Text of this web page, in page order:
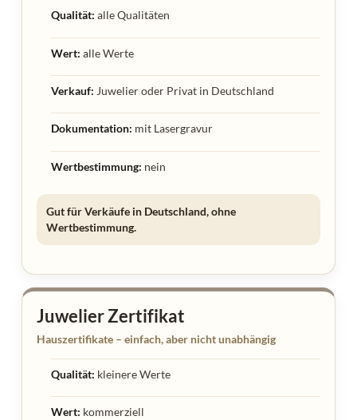
Qualität: alle Qualitäten
Wert: alle Werte
Verkauf: Juwelier oder Privat in Deutschland
Dokumentation: mit Lasergravur
Wertbestimmung: nein
Gut für Verkäufe in Deutschland, ohne
Wertbestimmung.
Juwelier Zertifikat
Hauszertifikate – einfach, aber nicht unabhängig
Qualität: kleinere Werte
Wert: kommerziell